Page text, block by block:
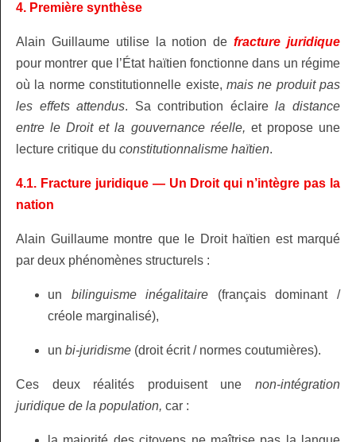
4. Première synthèse
Alain Guillaume utilise la notion defracture juridique
pour montrer que l’État haïtien fonctionne dans un régime
où la norme constitutionnelle existe, mais ne produit pas
les effets attendus. Sa contribution éclairela distance
entre le Droit et la gouvernance réelle, et propose une
lecture critique du constitutionnalisme haïtien.
4.1. Fracture juridique — Un Droit qui n’intègre pas la
nation
Alain Guillaume montre que le Droit haïtien est marqué
par deux phénomènes structurels :
un bilinguisme inégalitaire (français dominant /
créole marginalisé),
un bi‑juridisme (droit écrit / normes coutumières).
Ces deux réalités produisent une non‑intégration
juridique de la population, car :